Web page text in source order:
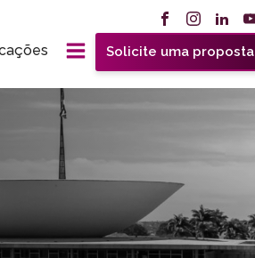
Solicite uma proposta